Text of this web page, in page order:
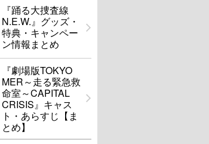
『踊る大捜査線
N.E.W.』グッズ・
特典・キャンペー
ン情報まとめ
『劇場版TOKYO
MER～走る緊急救
命室～CAPITAL
CRISIS』キャス
ト・あらすじ【ま
とめ】